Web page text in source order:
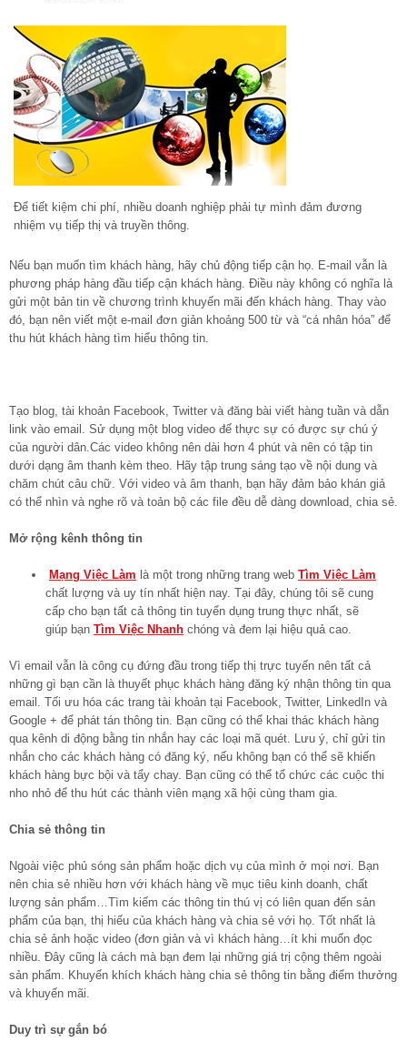
Để tiết kiệm chi phí, nhiều doanh nghiệp phải tự mình đảm đương
nhiệm vụ tiếp thị và truyền thông.
Nếu bạn muốn tìm khách hàng, hãy chủ động tiếp cận họ. E-mail vẫn là
phương pháp hàng đầu tiếp cận khách hàng. Điều này không có nghĩa là
gửi một bản tin về chương trình khuyến mãi đến khách hàng. Thay vào
đó, bạn nên viết một e-mail đơn giản khoảng 500 từ và “cá nhân hóa” để
thu hút khách hàng tìm hiểu thông tin.
Tạo blog, tài khoản Facebook, Twitter và đăng bài viết hàng tuần và dẫn
link vào email. Sử dụng một blog video để thực sự có được sự chú ý
của người dân.Các video không nên dài hơn 4 phút và nên có tập tin
dưới dạng âm thanh kèm theo. Hãy tập trung sáng tạo về nội dung và
chăm chút câu chữ. Với video và âm thanh, bạn hãy đảm bảo khán giả
có thể nhìn và nghe rõ và toản bộ các file đều dễ dàng download, chia sẻ.
Mở rộng kênh thông tin
Mạng Việc Làm là một trong những trang web Tìm Việc Làm
chất lượng và uy tín nhất hiện nay. Tại đây, chúng tôi sẽ cung
cấp cho bạn tất cả thông tin tuyển dụng trung thực nhất, sẽ
giúp bạn Tìm Việc Nhanh chóng và đem lại hiệu quả cao.
Vì email vẫn là công cụ đứng đầu trong tiếp thị trực tuyến nên tất cả
những gì bạn cần là thuyết phục khách hàng đăng ký nhận thông tin qua
email. Tối ưu hóa các trang tài khoản tại Facebook, Twitter, LinkedIn và
Google + để phát tán thông tin. Bạn cũng có thể khai thác khách hàng
qua kênh di động bằng tin nhắn hay các loại mã quét. Lưu ý, chỉ gửi tin
nhắn cho các khách hàng có đăng ký, nếu không bạn có thể sẽ khiến
khách hàng bực bội và tẩy chay. Bạn cũng có thể tổ chức các cuộc thi
nho nhỏ để thu hút các thành viên mạng xã hội cùng tham gia.
Chia sẻ thông tin
Ngoài việc phủ sóng sản phẩm hoặc dịch vụ của mình ở mọi nơi. Bạn
nên chia sẻ nhiều hơn với khách hàng về mục tiêu kinh doanh, chất
lượng sản phẩm…Tìm kiếm các thông tin thú vị có liên quan đến sản
phẩm của bạn, thị hiếu của khách hàng và chia sẻ với họ. Tốt nhất là
chia sẻ ảnh hoặc video (đơn giản và vì khách hàng…ít khi muốn đọc
nhiều. Đây cũng là cách mà bạn đem lại những giá trị cộng thêm ngoài
sản phẩm. Khuyến khích khách hàng chia sẻ thông tin bằng điểm thưởng
và khuyến mãi.
Duy trì sự gắn bó